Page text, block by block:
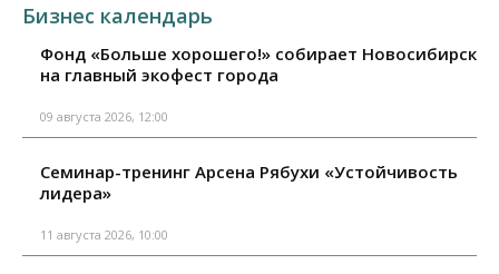
Бизнес календарь
Фонд «Больше хорошего!» собирает Новосибирск
на главный экофест города
09 августа 2026, 12:00
Семинар-тренинг Арсена Рябухи «Устойчивость
лидера»
11 августа 2026, 10:00